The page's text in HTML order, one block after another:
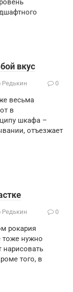
вкус
Редькин 0
весьма
в
шкафа –
отъезжает
Редькин 0
рокария
тоже нужно
нарисовать
того, в